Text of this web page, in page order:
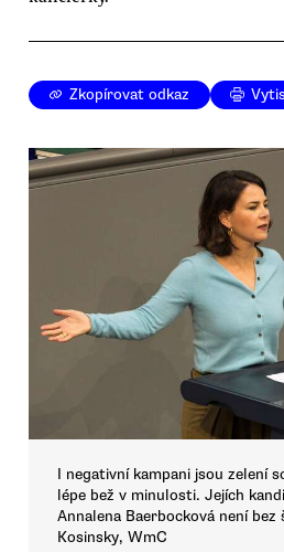
Zkopírovat odkaz
I negativní kampani jsou zelení
lépe bež v minulosti. Jejích
Annalena Baerbocková není
Kosinsky, WmC